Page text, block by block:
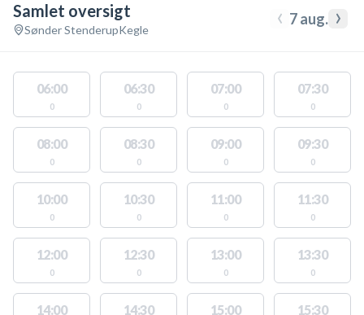
Samlet oversigt
Sønder StenderupKegle ‹ 7 aug. ›
06:00
0
06:30
0
07:00
0
07:30
0
08:00
0
08:30
0
09:00
0
09:30
0
10:00
0
10:30
0
11:00
0
11:30
0
12:00
0
12:30
0
13:00
0
13:30
0
14:00 14:30 15:00 15:30